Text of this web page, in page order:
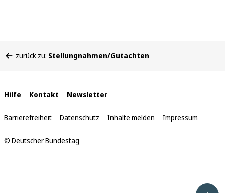
befinden
zurück zu: Stellungnahmen/Gutachten
Interne
Links
Hilfe Kontakt Newsletter
Barrierefreiheit Datenschutz Inhalte melden Impressum
© Deutscher Bundestag